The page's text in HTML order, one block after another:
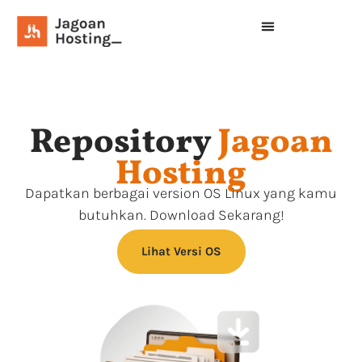
RepositoryJagoan
Hosting
Dapatkan berbagai version OS Linux yang kamu
butuhkan. Download Sekarang!
Lihat Versi OS